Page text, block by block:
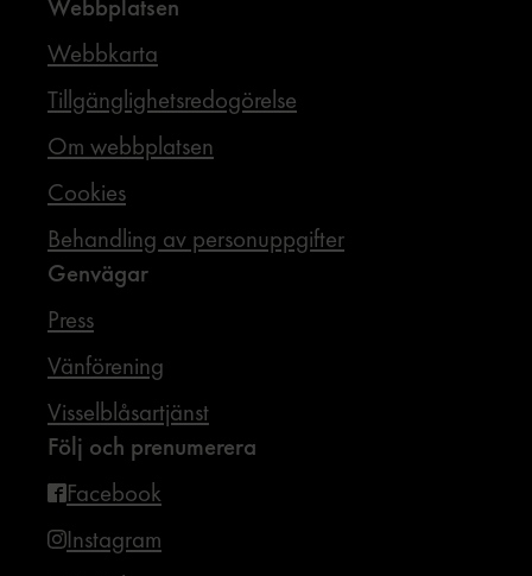
Webbkarta
Tillgänglighetsredogörelse
Om webbplatsen
Cookies
Behandling av personuppgifter
Genvägar
Press
Vänförening
Visselblåsartjänst
Följ och prenumerera
Facebook
Instagram